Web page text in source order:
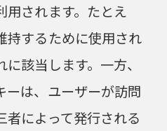
用されます。たとえ
持するために使用され
該当します。一方、
ーは、ユーザーが訪問
者によって発行される